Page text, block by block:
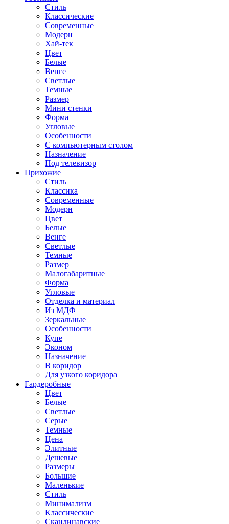
Стиль
Классические
Современные
Модерн
Хай-тек
Цвет
Белые
Венге
Светлые
Темные
Размер
Мини стенки
Форма
Угловые
Особенности
С компьютерным столом
Назначение
Под телевизор
Прихожие
Стиль
Классика
Современные
Модерн
Цвет
Белые
Венге
Светлые
Темные
Размер
Малогабаритные
Форма
Угловые
Отделка и материал
Из МДФ
Зеркальные
Особенности
Купе
Эконом
Назначение
В коридор
Для узкого коридора
Гардеробные
Цвет
Белые
Светлые
Серые
Темные
Цена
Элитные
Дешевые
Размеры
Большие
Маленькие
Стиль
Минимализм
Классические
Скандинавские